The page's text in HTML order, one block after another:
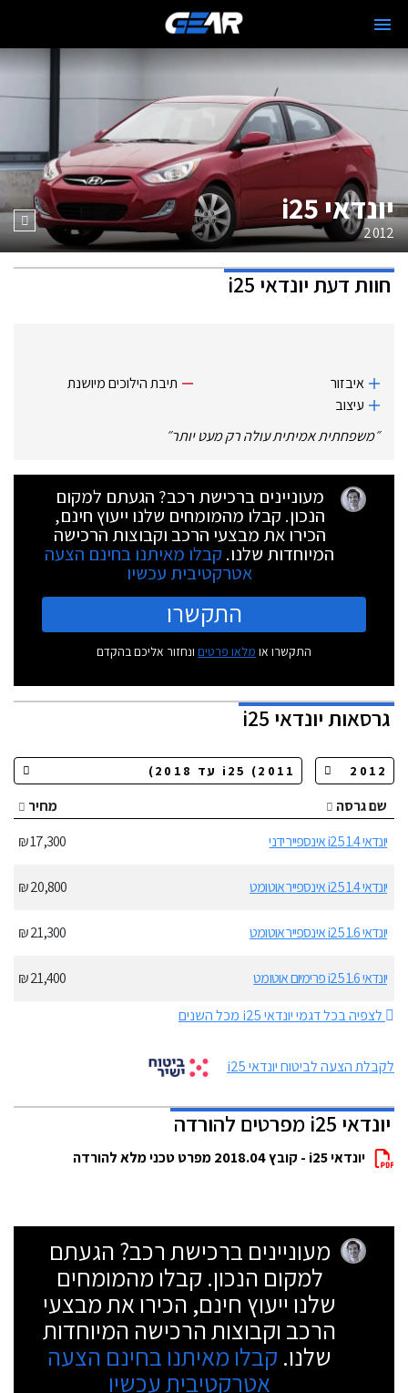
יונדאי i25
2012
חוות דעתיונדאי i25
איבזור
עיצוב
תיבת הילוכים מיושנת
״משפחתית אמיתית עולה רק מעט יותר״
מעוניינים ברכישת רכב? הגעתם למקום
הנכון. קבלו מהמומחים שלנו ייעוץ חינם,
הכירו את מבצעי הרכב וקבוצות הרכישה
המיוחדות שלנו. קבלו מאיתנו בחינם הצעה
אטרקטיבית עכשיו
התקשרו
התקשרו או מלאו פרטים ונחזור אליכם בהקדם
גרסאותיונדאי i25
שם גרסה
מחיר
יונדאי i25 1.4 אינספייר ידני
17,300 ₪
יונדאי i25 1.4 אינספייר אוטומט 20,800 ₪
יונדאי i25 1.6 אינספייר אוטומט 21,300 ₪
יונדאי i25 1.6 פרימיום אוטומט
21,400 ₪
לצפיה בכל דגמי יונדאי i25 מכל השנים
לקבלת הצעה לביטוח יונדאי i25
יונדאי i25 מפרטים להורדה
יונדאי i25 - קובץ 2018.04 מפרט טכני מלא להורדה
מעוניינים ברכישת רכב? הגעתם
למקום הנכון. קבלו מהמומחים
שלנו ייעוץ חינם, הכירו את מבצעי
הרכב וקבוצות הרכישה המיוחדות
שלנו. קבלו מאיתנו בחינם הצעה
אטרקטיבית עכשיו